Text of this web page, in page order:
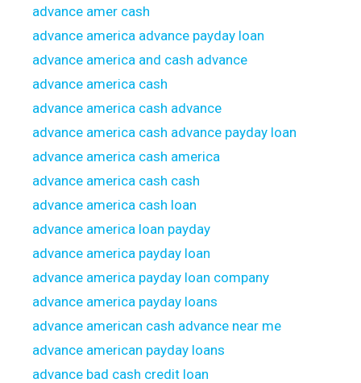
advance amer cash
advance america advance payday loan
advance america and cash advance
advance america cash
advance america cash advance
advance america cash advance payday loan
advance america cash america
advance america cash cash
advance america cash loan
advance america loan payday
advance america payday loan
advance america payday loan company
advance america payday loans
advance american cash advance near me
advance american payday loans
advance bad cash credit loan